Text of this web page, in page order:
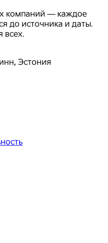
компаний — каждое
до источника и даты.
всех.
Эстония